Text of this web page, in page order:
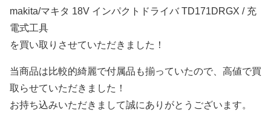
makita/マキタ 18V インパクトドライバ TD171DRGX / 充
電式工具
を買い取りさせていただきました！
当商品は比較的綺麗で付属品も揃っていたので、高値で買
取らせていただきました！
お持ち込みいただきまして誠にありがとうございます。